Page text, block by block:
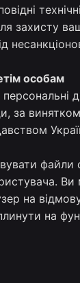
захисту
особам
за
файли
на
на